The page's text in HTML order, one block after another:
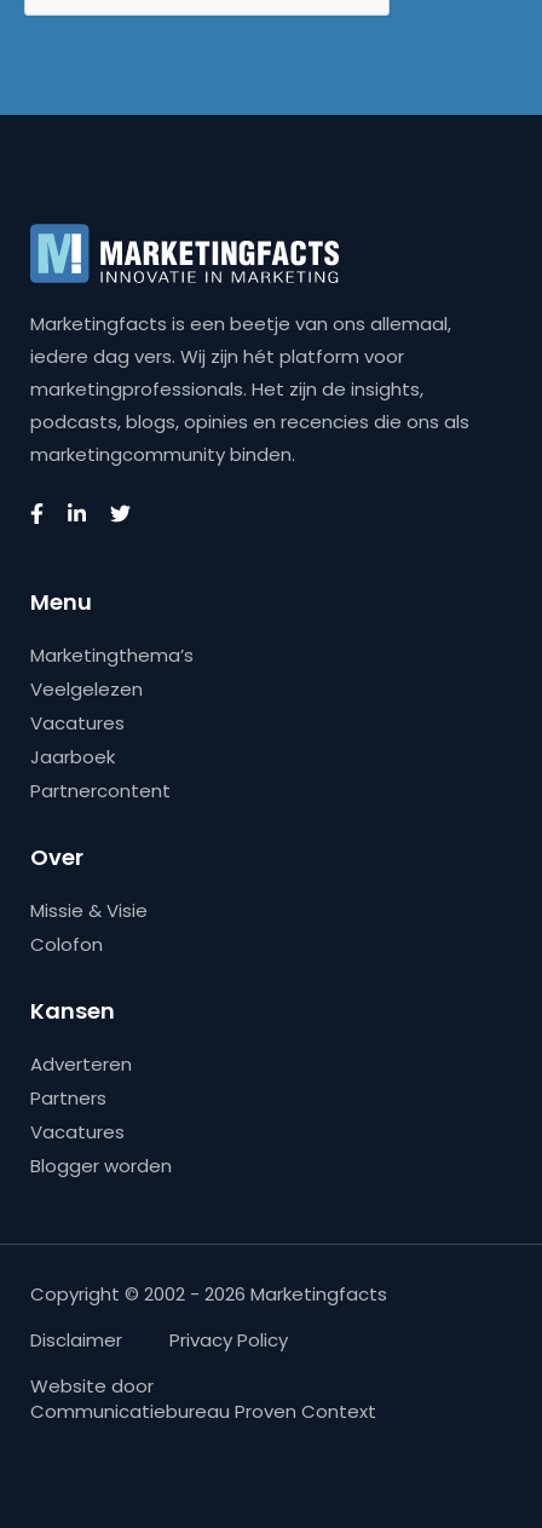
Marketingfacts is een beetje van ons allemaal,
iedere dag vers. Wij zijn hét platform voor
marketingprofessionals. Het zijn de insights,
podcasts, blogs, opinies en recencies die ons als
marketingcommunity binden.
Menu
Marketingthema’s
Veelgelezen
Vacatures
Jaarboek
Partnercontent
Over
Missie & Visie
Colofon
Kansen
Adverteren
Partners
Vacatures
Blogger worden
Copyright © 2002 - 2026 Marketingfacts
Disclaimer
Privacy Policy
Website door
Communicatiebureau Proven Context